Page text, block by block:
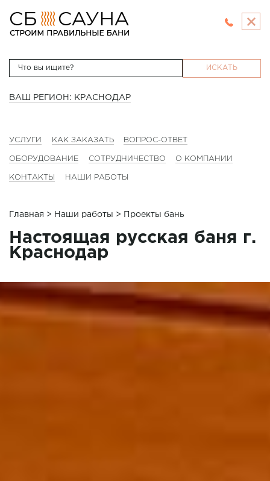
ИСКАТЬ
ВАШ РЕГИОН: КРАСНОДАР
УСЛУГИ КАК ЗАКАЗАТЬ ВОПРОС-ОТВЕТ
ОБОРУДОВАНИЕ СОТРУДНИЧЕСТВО О КОМПАНИИ
КОНТАКТЫ НАШИ РАБОТЫ
Главная > Наши работы > Проекты бань
Настоящая русская баня г.
Краснодар